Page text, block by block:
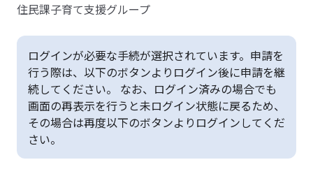
住民課子育て支援グループ
ログインが必要な手続が選択されています。申請を
行う際は、以下のボタンよりログイン後に申請を継
続してください。 なお、ログイン済みの場合でも
画面の再表示を行うと未ログイン状態に戻るため、
その場合は再度以下のボタンよりログインしてくだ
さい。